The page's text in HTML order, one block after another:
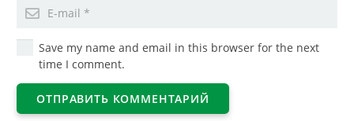
Save my name and email in this browser for the next
time I comment.
ОТПРАВИТЬ КОММЕНТАРИЙ